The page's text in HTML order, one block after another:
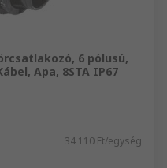
6 pólusú,
Apa, 8STA IP67
34 110 Ft/egység